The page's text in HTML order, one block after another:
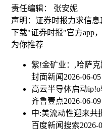
责任编辑： 张安妮
声明：证券时报力求信
下载"证券时报"官方app
为你推荐
紫!金矿业：,哈萨克
封面新闻 2026-06-
高云半导体启动ip!o
齐鲁壹点2026-06-
中:美流动性迎来共
百度新闻搜索2026-